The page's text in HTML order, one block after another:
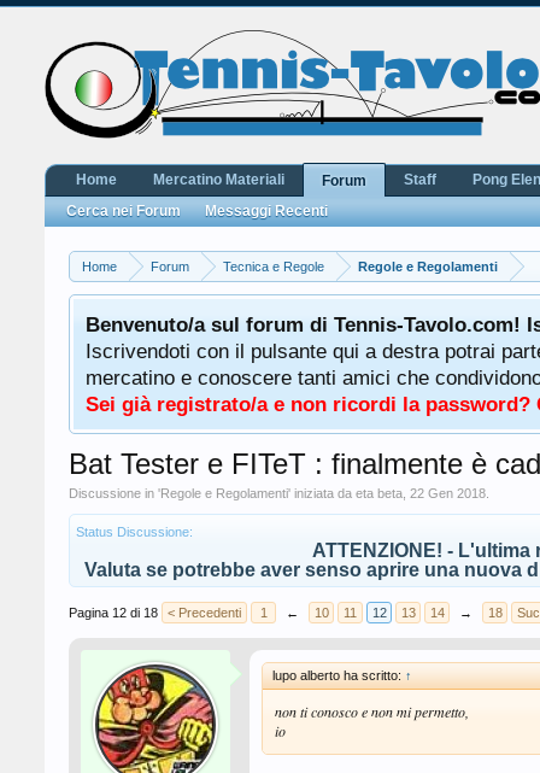
Home Forum Tecnica e Regole Regole e Regolamenti
Benvenuto/a sul forum di Tennis-Tavolo.com!
Iscrivendoti con il pulsante qui a destra potrai
mercatino e conoscere tanti amici che
Sei già registrato/a e non ricordi la
Bat Tester e FITeT : finalmente è
Discussione in 'Regole e Regolamenti' iniziata da eta beta 22 Gen 2018
Status Discussione:
ATTENZIONE! -
Valuta se potrebbe aver senso aprire una nuova
Pagina 12 di 18 < Precedenti 1 ← 10 11 12 13 14 → 18
lupo alberto ha scritto: ↑
non ti conosco e non mi permetto,
io
Home Mercatino Materiali
Forum
Cerca nei Forum
Messaggi Recenti
Staff Pong